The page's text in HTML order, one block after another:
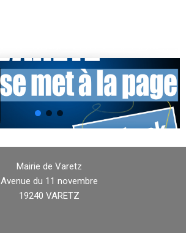
Mairie de Varetz
Avenue du 11 novembre
19240 VARETZ